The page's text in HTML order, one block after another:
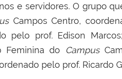
e servidores. O grupo
Campos Centro,
pelo prof. Edison
Feminina do Campus
pelo prof. Ricardo